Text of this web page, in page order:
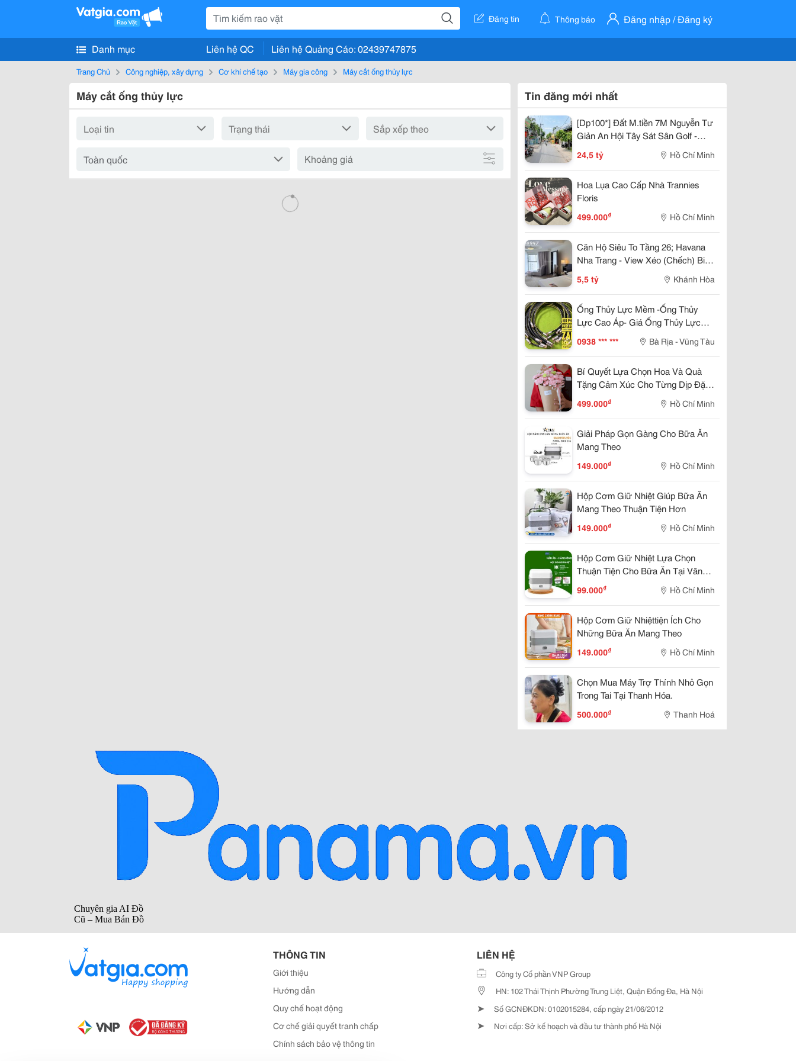
Đăng tin Thông báo Đăng nhập / Đăng ký
Danh mục Liên hệ QC Liên hệ Quảng Cáo: 02439747875
Trang Chủ Công nghiệp, xây dựng Cơ khí chế tạo Máy gia công Máy cắt ống thủy lực
Máy cắt ống thủy lực
Khoảng giá
Tin đăng mới nhất
[Dp100*] Đất M.tiền 7M Nguyễn Tư
Giản An Hội Tây Sát Sân Golf -
24,5 tỷ Hồ Chí Minh
Hoa Lụa Cao Cấp Nhà Trannies
Floris
499.000₫ Hồ Chí Minh
Căn Hộ Siêu To Tầng 26; Havana
Nha Trang - View Xéo (Chếch) Biển
Trần Phú Thuê 25Tr/Tháng 5,5 Tỷ
5,5 tỷ Khánh Hòa
Ống Thủy Lực Mềm -Ống Thủy
Lực Cao Áp- Giá Ống Thủy Lực
-Ống Dầu Thủy Lực- Ống Dầu
Thủy Lực 1 2- Ống Thủy Lực Phi
21- Ống Thủy Lực 1 4 -Ống Thủy
Lực 3 8
0938 *** *** Bà Rịa - Vũng Tàu
Bí Quyết Lựa Chọn Hoa Và Quà
Tặng Cảm Xúc Cho Từng Dịp Đặc
Biệt Trong Năm
499.000₫ Hồ Chí Minh
Giải Pháp Gọn Gàng Cho Bữa Ăn
Mang Theo
149.000₫ Hồ Chí Minh
Hộp Cơm Giữ Nhiệt Giúp Bữa Ăn
Mang Theo Thuận Tiện Hơn
149.000₫ Hồ Chí Minh
Hộp Cơm Giữ Nhiệt Lựa Chọn
Thuận Tiện Cho Bữa Ăn Tại Văn
99.000₫ Hồ Chí Minh
Hộp Cơm Giữ Nhiệttiện Ích Cho
Những Bữa Ăn Mang Theo
149.000₫ Hồ Chí Minh
Chọn Mua Máy Trợ Thính Nhỏ Gọn
Trong Tai Tại Thanh Hóa.
500.000₫ Thanh Hoá
THÔNG TIN
Giới thiệu
Hướng dẫn
Quy chế hoạt động
Cơ chế giải quyết tranh chấp
Chính sách bảo vệ thông tin
LIÊN HỆ
Công ty Cổ phần VNP Group
HN: 102 Thái Thịnh Phường Trung Liệt, Quận Đống Đa, Hà Nội
➤ Số GCNĐKDN: 0102015284, cấp ngày 21/06/2012
➤ Nơi cấp: Sở kế hoạch và đầu tư thành phố Hà Nội